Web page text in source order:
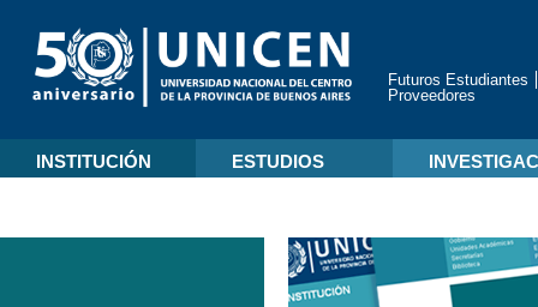
Futuros Estudiantes
Proveedores
INSTITUCIÓN ESTUDIOS